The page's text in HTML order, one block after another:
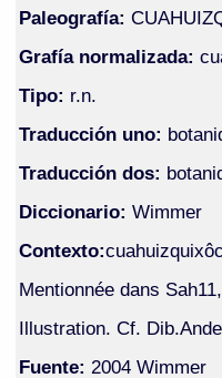
Paleografía:
Grafía normalizada:
Tipo: r.n.
Traducción uno:
Traducción dos:
Diccionario: Wimmer
Contexto:
Mentionnée dans
Illustration. Cf.
Fuente: 2004 Wimmer